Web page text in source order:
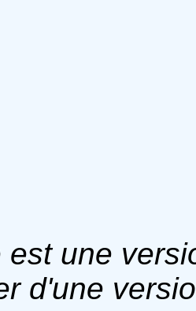
est une
d'une